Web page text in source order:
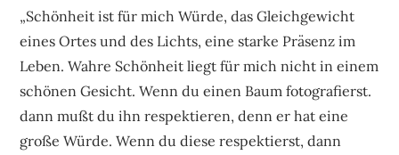
„Schönheit ist für mich Würde, das Gleichgewicht
eines Ortes und des Lichts, eine starke Präsenz im
Leben. Wahre Schönheit liegt für mich nicht in einem
schönen Gesicht. Wenn du einen Baum fotografierst.
dann mußt du ihn respektieren, denn er hat eine
große Würde. Wenn du diese respektierst, dann